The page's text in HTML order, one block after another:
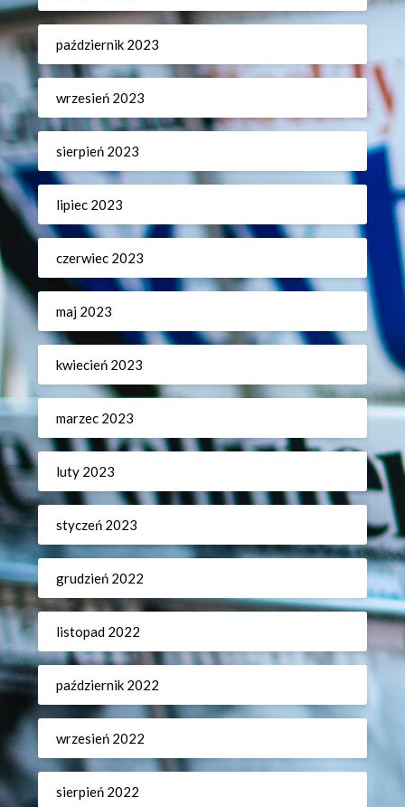
październik 2023
wrzesień 2023
sierpień 2023
lipiec 2023
czerwiec 2023
maj 2023
kwiecień 2023
marzec 2023
luty 2023
styczeń 2023
grudzień 2022
listopad 2022
październik 2022
wrzesień 2022
sierpień 2022